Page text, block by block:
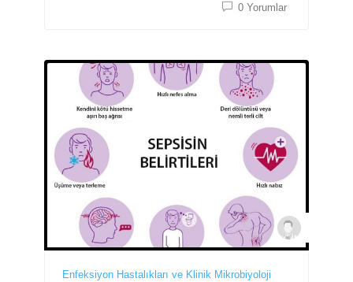
0 Yorumlar
Enfeksiyon Hastalıkları ve Klinik Mikrobiyoloji